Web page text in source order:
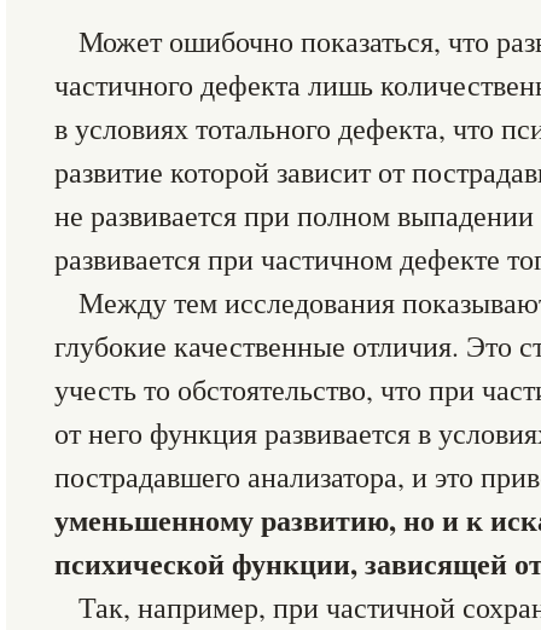
Может ошибочно показаться, что
частичного дефекта лишь
в условиях тотального дефекта, что
развитие которой зависит от
не развивается при полном
развивается при частичном дефекте
Между тем исследования
глубокие качественные отличия. Это
учесть то обстоятельство, что при
от него функция развивается в
пострадавшего анализатора, и это
уменьшенному развитию, но и к
психической функции, зависящей
Так, например, при частичной